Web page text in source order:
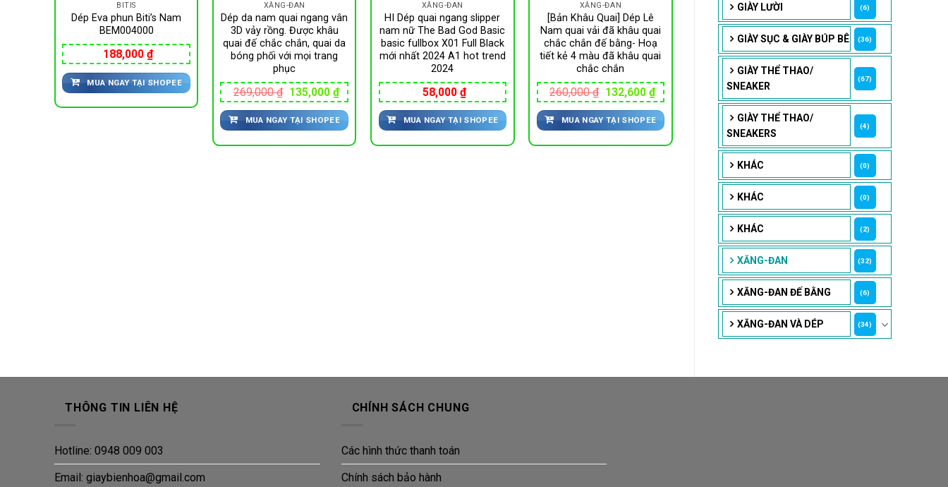
GIÀY LƯỜI (6)
GIÀY SỤC & GIÀY BÚP BÊ (36)
GIÀY THỂ THAO/
SNEAKER
(67)
GIÀY THỂ THAO/
SNEAKERS
(4)
KHÁC (0)
KHÁC (0)
KHÁC (2)
XĂNG-ĐAN (32)
XĂNG-ĐAN ĐẾ BẰNG (6)
XĂNG-ĐAN VÀ DÉP (34)
BITIS
Dép Eva phun Biti’s Nam
BEM004000
188,000₫
MUA NGAY TẠI SHOPEE
XĂNG-ĐAN
Dép da nam quai ngang vân
3D vảy rồng. Được khâu
quai đế chắc chắn, quai da
bóng phối với mọi trang
phục
269,000₫ Giá
gốc
là:
269,000 ₫.
135,000 ₫Giá
hiện
tại
là:
135,000 ₫.
MUA NGAY TẠI SHOPEE
XĂNG-ĐAN
HI Dép quai ngang slipper
nam nữ The Bad God Basic
basic fullbox X01 Full Black
mới nhất 2024 A1 hot trend
2024
58,000 ₫
MUA NGAY TẠI SHOPEE
XĂNG-ĐAN
[Bản Khâu Quai] Dép Lê
Nam quai vải đã khâu quai
chắc chắn đế bằng- Hoạ
tiết kẻ 4 màu đã khâu quai
chắc chắn
260,000₫ Giá
gốc
là:
260,000 ₫.
132,600 ₫Giá
hiện
tại
là:
132,600 ₫.
MUA NGAY TẠI SHOPEE
THÔNG TIN LIÊN HỆ
Hotline: 0948 009 003
Email: giaybienhoa@gmail.com
CHÍNH SÁCH CHUNG
Các hình thức thanh toán
Chính sách bảo hành